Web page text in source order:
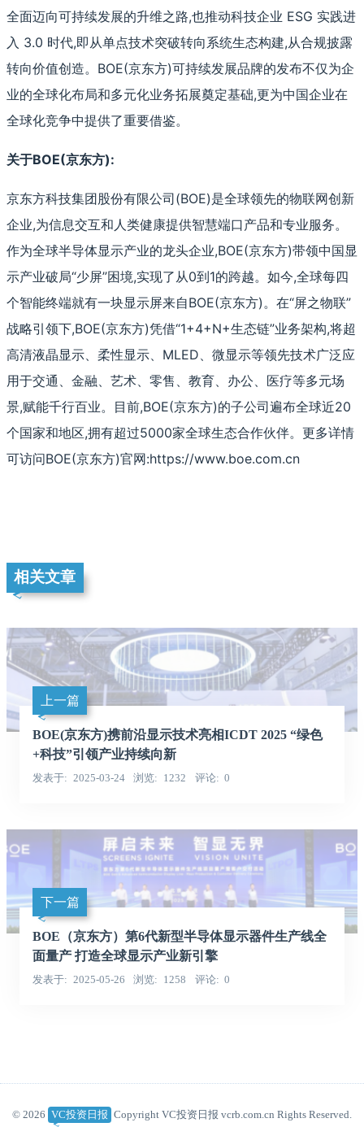
全面迈向可持续发展的升维之路,也推动科技企业 ESG 实践进
入 3.0 时代,即从单点技术突破转向系统生态构建,从合规披露
转向价值创造。BOE(京东方)可持续发展品牌的发布不仅为企
业的全球化布局和多元化业务拓展奠定基础,更为中国企业在
全球化竞争中提供了重要借鉴。
关于BOE(京东方):
京东方科技集团股份有限公司(BOE)是全球领先的物联网创新
企业,为信息交互和人类健康提供智慧端口产品和专业服务。
作为全球半导体显示产业的龙头企业,BOE(京东方)带领中国显
示产业破局“少屏”困境,实现了从0到1的跨越。如今,全球每四
个智能终端就有一块显示屏来自BOE(京东方)。在“屏之物联”
战略引领下,BOE(京东方)凭借“1+4+N+生态链”业务架构,将超
高清液晶显示、柔性显示、MLED、微显示等领先技术广泛应
用于交通、金融、艺术、零售、教育、办公、医疗等多元场
景,赋能千行百业。目前,BOE(京东方)的子公司遍布全球近20
个国家和地区,拥有超过5000家全球生态合作伙伴。更多详情
可访问BOE(京东方)官网:https://www.boe.com.cn
相关文章
上一篇
BOE(京东方)携前沿显示技术亮相ICDT 2025 “绿色
+科技”引领产业持续向新
发表于 2025-03-24 浏览 1232 评论 0
下一篇
BOE（京东方）第6代新型半导体显示器件生产线全
面量产 打造全球显示产业新引擎
发表于 2025-05-26 浏览 1258 评论 0
© 2026 VC投资日报 Copyright VC投资日报 vcrb.com.cn Rights Reserved.